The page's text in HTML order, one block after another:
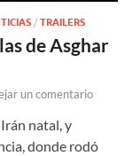
/ TRAILERS
de Asghar
un comentario
natal, y
donde rodó